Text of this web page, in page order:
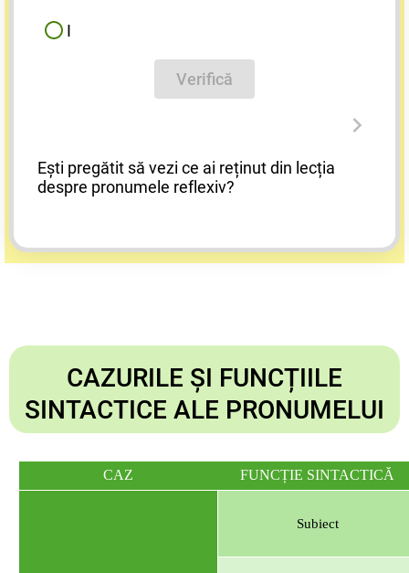
I
Verifică
Ești pregătit să vezi ce ai reținut din lecția
despre pronumele reflexiv?
CAZURILE ȘI FUNCȚIILE
SINTACTICE ALE PRONUMELUI
CAZ FUNCȚIE SINTACTICĂ
Subiect